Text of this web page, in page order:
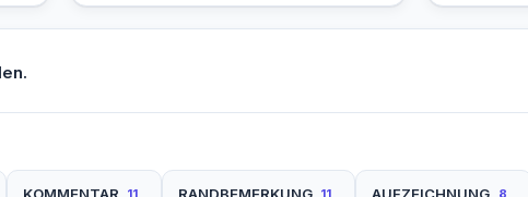
KOMMENTAR 11 RANDBEMERKUNG 11 AUFZEICHNUNG 8